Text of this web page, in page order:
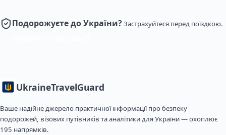
Подорожуєте до України?Застрахуйтеся перед поїздкою.
UkraineTravelGuard
Ваше надійне джерело практичної інформації про безпеку
подорожей, візових путівників та аналітики для України — охоплює
195 напрямків.